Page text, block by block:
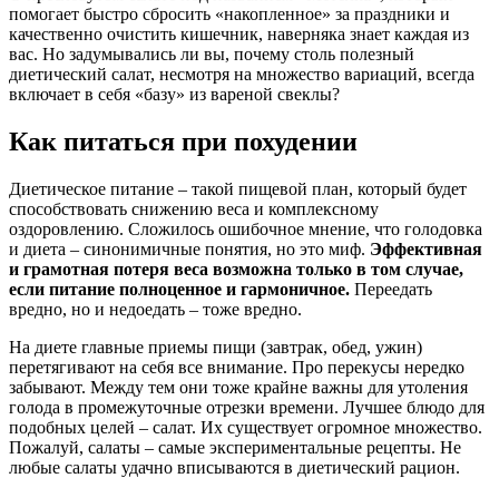
помогает быстро сбросить «накопленное» за праздники и
качественно очистить кишечник, наверняка знает каждая из
вас. Но задумывались ли вы, почему столь полезный
диетический салат, несмотря на множество вариаций, всегда
включает в себя «базу» из вареной свеклы?
Как питаться при похудении
Диетическое питание – такой пищевой план, который будет
способствовать снижению веса и комплексному
оздоровлению. Сложилось ошибочное мнение, что голодовка
и диета – синонимичные понятия, но это миф. Эффективная
и грамотная потеря веса возможна только в том случае,
если питание полноценное и гармоничное. Переедать
вредно, но и недоедать – тоже вредно.
На диете главные приемы пищи (завтрак, обед, ужин)
перетягивают на себя все внимание. Про перекусы нередко
забывают. Между тем они тоже крайне важны для утоления
голода в промежуточные отрезки времени. Лучшее блюдо для
подобных целей – салат. Их существует огромное множество.
Пожалуй, салаты – самые экспериментальные рецепты. Не
любые салаты удачно вписываются в диетический рацион.